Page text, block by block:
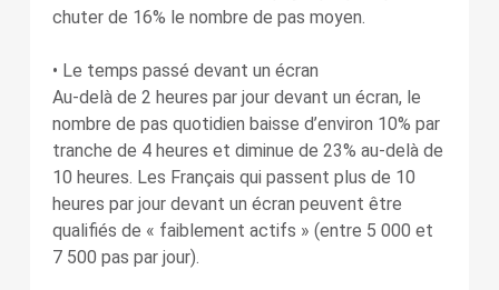
chuter de 16% le nombre de pas moyen.
• Le temps passé devant un écran
Au-delà de 2 heures par jour devant un écran, le
nombre de pas quotidien baisse d’environ 10% par
tranche de 4 heures et diminue de 23% au-delà de
10 heures. Les Français qui passent plus de 10
heures par jour devant un écran peuvent être
qualifiés de « faiblement actifs » (entre 5 000 et
7 500 pas par jour).